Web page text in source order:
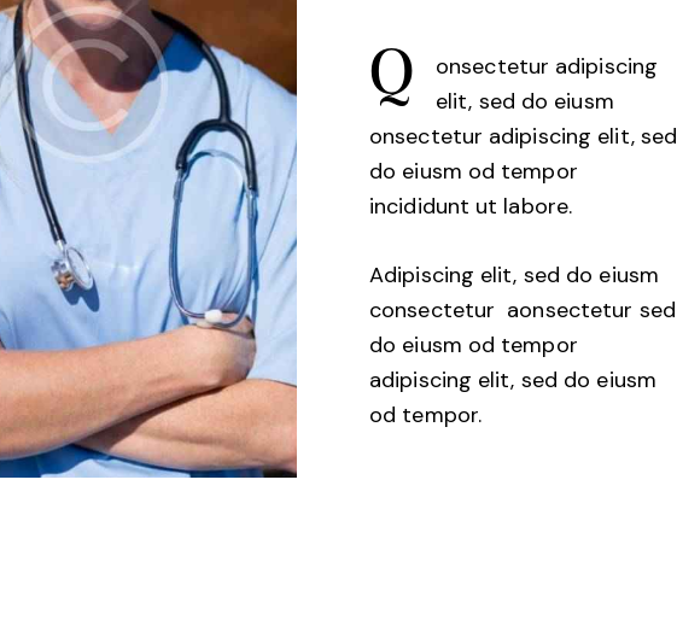
Q
onsectetur adipiscing
elit, sed do eiusm
onsectetur adipiscing elit, sed
do eiusm od tempor
incididunt ut labore.
Adipiscing elit, sed do eiusm
consectetur aonsectetur sed
do eiusm od tempor
adipiscing elit, sed do eiusm
od tempor.